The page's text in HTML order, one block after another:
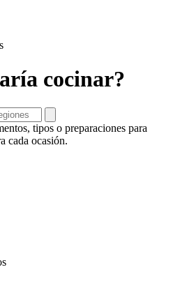
cocinar?
tipos o preparaciones para
cada ocasión.